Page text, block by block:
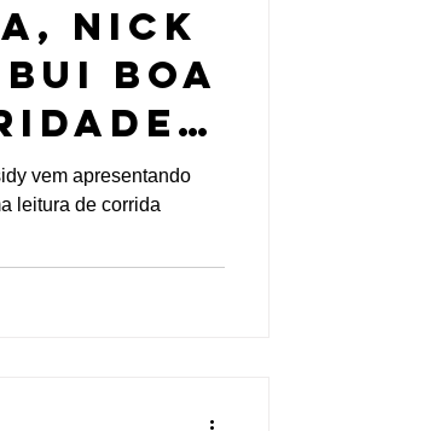
Nick
boa
vem apresentando
leitura de corrida